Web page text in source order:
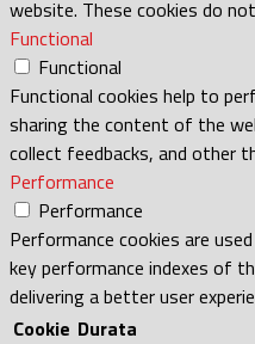
website. These cookies do
Functional
Functional
Functional cookies help to
sharing the content of the
collect feedbacks, and other
Performance
Performance
Performance cookies are
key performance indexes of
delivering a better user
Cookie Durata